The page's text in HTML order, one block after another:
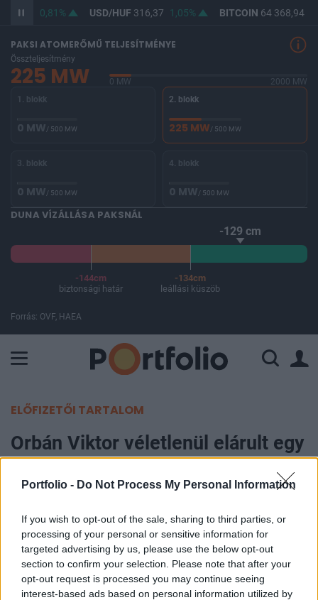
Portfolio - Do Not Process My Personal Information
If you wish to opt-out of the sale, sharing to third parties, or
processing of your personal or sensitive information for
targeted advertising by us, please use the below opt-out
section to confirm your selection. Please note that after your
opt-out request is processed you may continue seeing
interest-based ads based on personal information utilized by
364,65 0,81% USD/HUF316,37 1,05% BITCOIN64 368,94
PAKSI ATOMERŐMŰ TELJESÍTMÉNYE
Összteljesítmény
225 MW 0 MW
2000 MW
1. blokk
0 MW/ 500 MW
2. blokk
225 MW/ 500 MW
3. blokk
0 MW/ 500 MW
4. blokk
0 MW/ 500 MW
DUNA VÍZÁLLÁSA PAKSNÁL
-129 cm
-144cm
biztonsági határ
-134cm
leállási küszöb
Forrás: OVF, HAEA
ELŐFIZETŐI TARTALOM
Orbán Viktor véletlenül elárult egy
fontos dátumot
2025. október 16. 16:33
Orbán Viktor miniszterelnök egy egyiptomi
békekonferencián akaratlanul felfedhette a
Donald Trump amerikai elnökkel tervezett